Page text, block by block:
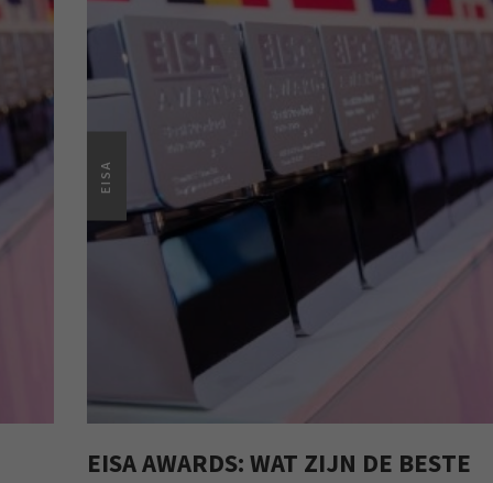
EISA
EISA AWARDS: WAT ZIJN DE BESTE